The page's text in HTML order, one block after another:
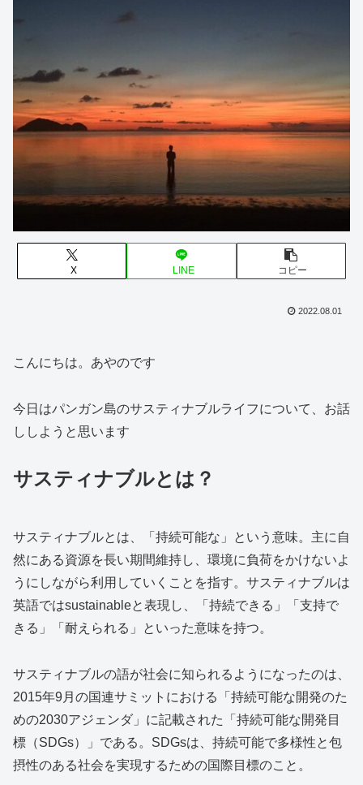
X LINE コピー
2022.08.01
こんにちは。あやのです
今日はパンガン島のサスティナブルライフについて、お話
ししようと思います
サスティナブルとは？
サスティナブルとは、「持続可能な」という意味。主に自
然にある資源を長い期間維持し、環境に負荷をかけないよ
うにしながら利用していくことを指す。サスティナブルは
英語ではsustainableと表現し、「持続できる」「支持で
きる」「耐えられる」といった意味を持つ。
サスティナブルの語が社会に知られるようになったのは、
2015年9月の国連サミットにおける「持続可能な開発のた
めの2030アジェンダ」に記載された「持続可能な開発目
標（SDGs）」である。SDGsは、持続可能で多様性と包
摂性のある社会を実現するための国際目標のこと。